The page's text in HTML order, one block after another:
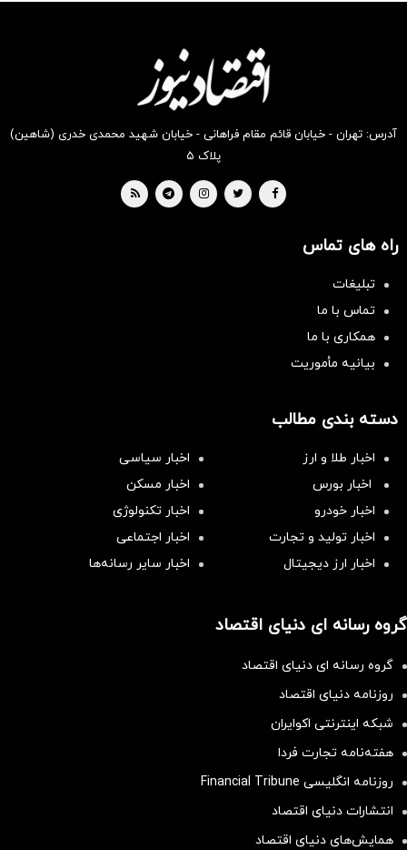
بخر !
بخر !
آدرس: تهران - خیابان قائم مقام فراهانی - خیابان شهید محمدی خدری (شاهین)
پلاک ۵
راه های تماس
تبلیغات
تماس با ما
همکاری با ما
بیانیه مأموریت
دسته بندی مطالب
اخبار طلا و ارز
اخبار سیاسی
اخبار بورس
اخبار مسکن
اخبار خودرو
اخبار تکنولوژی
اخبار تولید و تجارت
اخبار اجتماعی
اخبار ارز دیجیتال
اخبار سایر رسانه‌‌ها
گروه رسانه ای دنیای اقتصاد
گروه رسانه ای دنیای اقتصاد
روزنامه دنیای اقتصاد
شبکه اینترنتی اکوایران
هفته‌نامه تجارت فردا
روزنامه انگلیسی Financial Tribune
انتشارات دنیای اقتصاد
همایش‌های دنیای اقتصاد